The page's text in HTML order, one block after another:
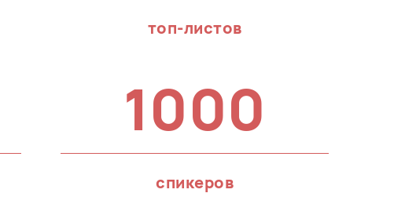
топ-листов
1000
спикеров